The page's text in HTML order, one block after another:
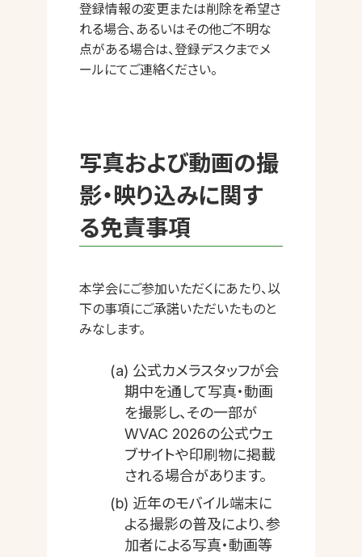
登録情報の変更または削除を希望さ
れる場合、あるいはその他ご不明な
点がある場合は、登録デスクまでメ
ールにてご連絡ください。
写真および動画の撮
影・映り込みに関す
る免責事項
本学会にご参加いただくにあたり、以
下の事項にご承諾いただいたものと
みなします。
(a) 公式カメラスタッフが会
期中を通して写真・動画
を撮影し、その一部が
WVAC 2026の公式ウェ
ブサイトや印刷物に掲載
される場合があります。
(b) 近年のモバイル端末に
よる撮影の普及により、参
加者による写真・動画等